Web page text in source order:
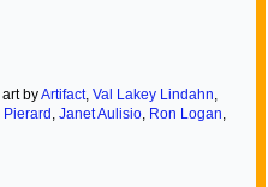
byArtifact, Val Lakey Lindahn,
, Janet Aulisio, Ron Logan,